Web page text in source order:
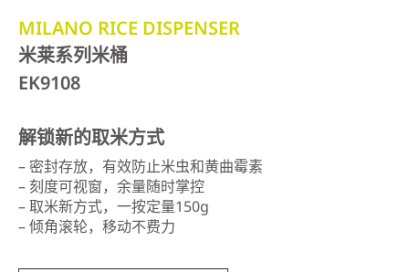
MILANO RICE DISPENSER
米莱系列米桶
EK9108
解锁新的取米方式
– 密封存放，有效防止米虫和黄曲霉素
– 刻度可视窗，余量随时掌控
– 取米新方式，一按定量150g
– 倾角滚轮，移动不费力